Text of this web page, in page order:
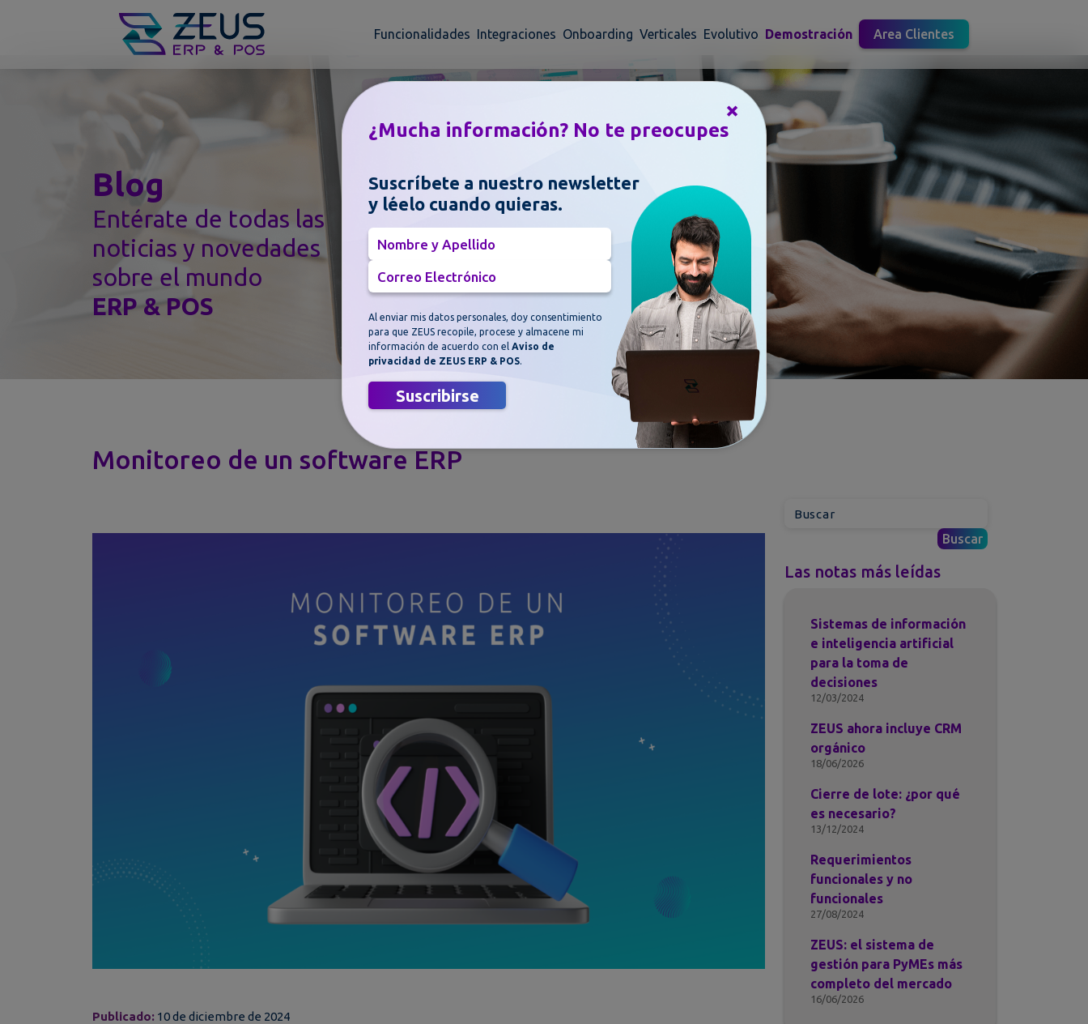
Funcionalidades Integraciones Onboarding Verticales Evolutivo Demostración Area Clientes
Blog
Entérate de todas las
noticias y novedades
sobre el mundo
ERP & POS
Monitoreo de un software ERP
Publicado: 10 de diciembre de 2024
Las notas más leídas
Sistemas de información
e inteligencia artificial
para la toma de
decisiones
12/03/2024
ZEUS ahora incluye CRM
orgánico
18/06/2026
Cierre de lote: ¿por qué
es necesario?
13/12/2024
Requerimientos
funcionales y no
funcionales
27/08/2024
ZEUS: el sistema de
gestión para PyMEs más
completo del mercado
16/06/2026
¿Mucha información? No te preocupes
×
Suscríbete a nuestro newsletter
y léelo cuando quieras.
Nombre y Apellido
Correo Electrónico
Al enviar mis datos personales, doy consentimiento
para que ZEUS recopile, procese y almacene mi
información de acuerdo con el Aviso de
privacidad de ZEUS ERP & POS.
Suscribirse